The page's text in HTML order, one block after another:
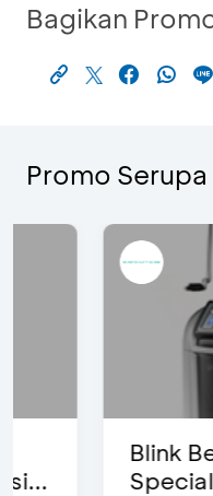
Bagikan
Promo Serupa
Blink Beauty
Special Bonus